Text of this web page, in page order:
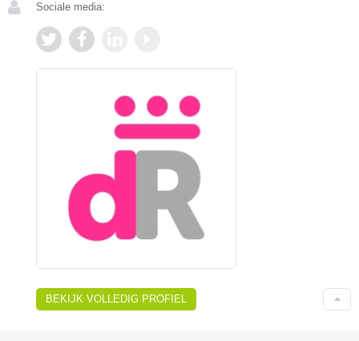
Sociale media:
BEKIJK VOLLEDIG PROFIEL